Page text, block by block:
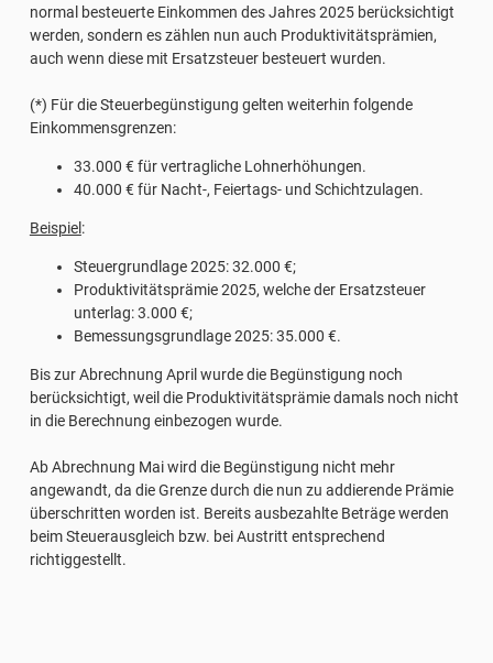
normal besteuerte Einkommen des Jahres 2025 berücksichtigt
werden, sondern es zählen nun auch Produktivitätsprämien,
auch wenn diese mit Ersatzsteuer besteuert wurden.
(*) Für die Steuerbegünstigung gelten weiterhin folgende
Einkommensgrenzen:
33.000 € für vertragliche Lohnerhöhungen.
40.000 € für Nacht-, Feiertags- und Schichtzulagen.
Beispiel :
Steuergrundlage 2025: 32.000 €;
Produktivitätsprämie 2025, welche der Ersatzsteuer
unterlag: 3.000 €;
Bemessungsgrundlage 2025: 35.000 €.
Bis zur Abrechnung April wurde die Begünstigung noch
berücksichtigt, weil die Produktivitätsprämie damals noch nicht
in die Berechnung einbezogen wurde.
Ab Abrechnung Mai wird die Begünstigung nicht mehr
angewandt, da die Grenze durch die nun zu addierende Prämie
überschritten worden ist. Bereits ausbezahlte Beträge werden
beim Steuerausgleich bzw. bei Austritt entsprechend
richtiggestellt.